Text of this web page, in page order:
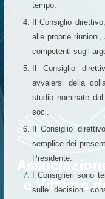
tempo.
Il Consiglio
alle proprie
competenti sugli
Il Consiglio
avvalersi della
studio nominate
soci.
Il Consiglio
semplice dei
Presidente.
I Consiglieri sono
sulle decisioni